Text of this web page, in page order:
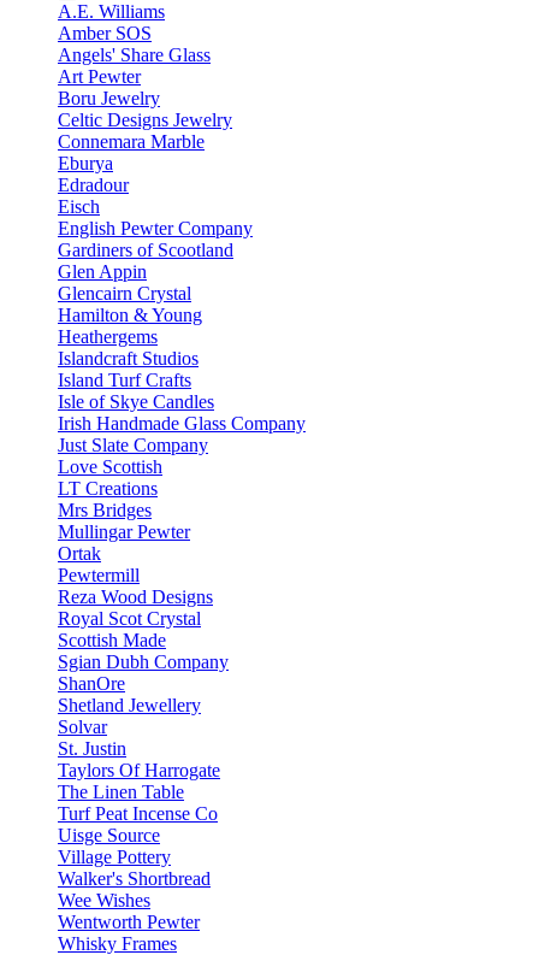
A.E. Williams
Amber SOS
Angels' Share Glass
Art Pewter
Boru Jewelry
Celtic Designs Jewelry
Connemara Marble
Eburya
Edradour
Eisch
English Pewter Company
Gardiners of Scootland
Glen Appin
Glencairn Crystal
Hamilton & Young
Heathergems
Islandcraft Studios
Island Turf Crafts
Isle of Skye Candles
Irish Handmade Glass Company
Just Slate Company
Love Scottish
LT Creations
Mrs Bridges
Mullingar Pewter
Ortak
Pewtermill
Reza Wood Designs
Royal Scot Crystal
Scottish Made
Sgian Dubh Company
ShanOre
Shetland Jewellery
Solvar
St. Justin
Taylors Of Harrogate
The Linen Table
Turf Peat Incense Co
Uisge Source
Village Pottery
Walker's Shortbread
Wee Wishes
Wentworth Pewter
Whisky Frames